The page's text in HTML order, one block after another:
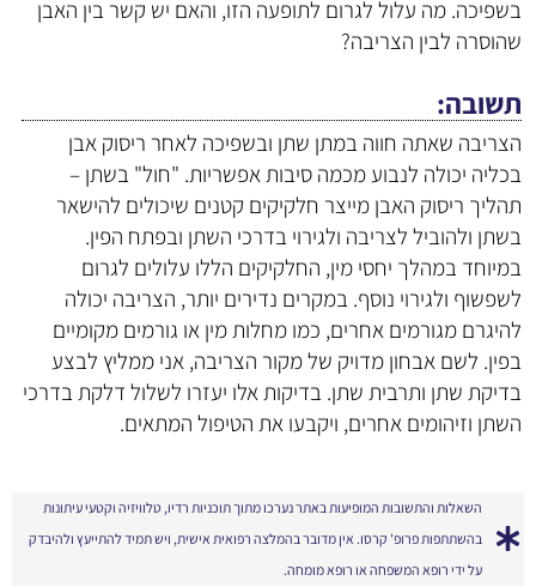
בשפיכה. מה עלול לגרום לתופעה הזו, והאם יש קשר בין האבן
שהוסרה לבין הצריבה?
תשובה
הצריבה שאתה חווה במתן שתן ובשפיכה לאחר ריסוק אבן
בכליה יכולה לנבוע מכמה סיבות אפשריות. "חול" בשתן –
תהליך ריסוק האבן מייצר חלקיקים קטנים שיכולים להישאר
בשתן ולהוביל לצריבה ולגירוי בדרכי השתן ובפתח הפין.
במיוחד במהלך יחסי מין, החלקיקים הללו עלולים לגרום
לשפשוף ולגירוי נוסף. במקרים נדירים יותר, הצריבה יכולה
להיגרם מגורמים אחרים, כמו מחלות מין או גורמים מקומיים
בפין. לשם אבחון מדויק של מקור הצריבה, אני ממליץ לבצע
בדיקת שתן ותרבית שתן. בדיקות אלו יעזרו לשלול דלקת בדרכי
השתן וזיהומים אחרים, ויקבעו את הטיפול המתאים.
השאלות והתשובות המופיעות באתר נערכו מתוך תוכניות רדיו, טלוויזיה וקטעי עיתונות
בהשתתפות פרופ' קרסו. אין מדובר בהמלצה רפואית אישית, ויש תמיד להתייעץ ולהיבדק
על ידי רופא המשפחה או רופא מומחה.